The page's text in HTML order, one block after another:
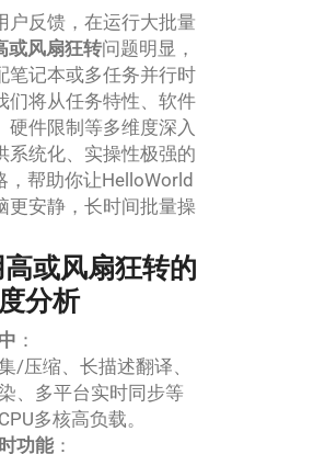
户反馈，在运行大批量
或风扇狂转问题明显，
笔记本或多任务并行时
们将从任务特性、软件
硬件限制等多维度深入
系统化、实操性极强的
，帮助你让HelloWorld
更安静，长时间批量操
或风扇狂转的
分析
：
/压缩、长描述翻译、
、多平台实时同步等
多核高负载。
功能：